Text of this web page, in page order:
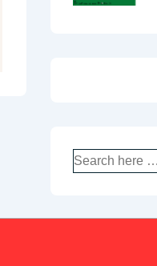
Recherche
pour: